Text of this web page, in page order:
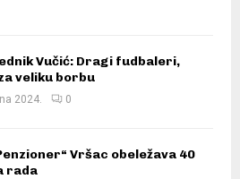
Vučić: Dragi fudbaleri,
veliku borbu
2024. 0
Vršac obeležava 40
rada